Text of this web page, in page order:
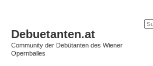
Debuetanten.at
Community der Debütanten des Wiener
Opernballes